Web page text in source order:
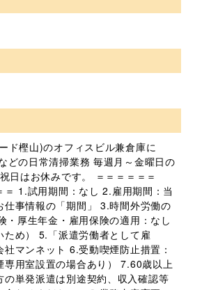
ド樫山)のオフィスビル兼倉庫に
どの日常清掃業務 毎週月～金曜日の
日はお休みです。 ＝＝＝＝＝＝
＝ 1.試用期間：なし 2.雇用期間：当
仕事情報の「期間」 3.時間外労働の
・厚生年金・雇用保険の適用：なし
ため） 5.「派遣労働者として雇
マンネット 6.受動喫煙防止措置：
用室設置の場合あり） 7.60歳以上
の単発派遣は別途契約、収入確認等